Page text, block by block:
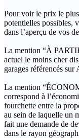
Pour voir le prix le
potentielles possibles,
dans l’aperçu de vos
La mention “À
actuel le moins cher
garages référencés
La mention
correspond à
fourchette entre la
au sein de laquelle un
fait une demande de
dans le rayon